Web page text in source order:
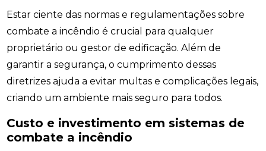
Estar ciente das normas e regulamentações sobre
combate a incêndio é crucial para qualquer
proprietário ou gestor de edificação. Além de
garantir a segurança, o cumprimento dessas
diretrizes ajuda a evitar multas e complicações legais,
criando um ambiente mais seguro para todos.
Custo e investimento em sistemas de
combate a incêndio